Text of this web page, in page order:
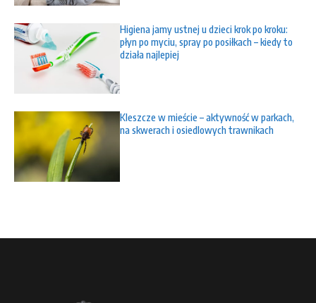
Higiena jamy ustnej u dzieci krok po kroku:
płyn po myciu, spray po posiłkach – kiedy to
działa najlepiej
Kleszcze w mieście – aktywność w parkach,
na skwerach i osiedlowych trawnikach